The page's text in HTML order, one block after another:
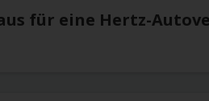
Havaalanı-Lara Yolu
für eine Hertz-